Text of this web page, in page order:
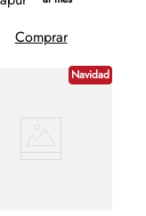
Comprar
Navidad